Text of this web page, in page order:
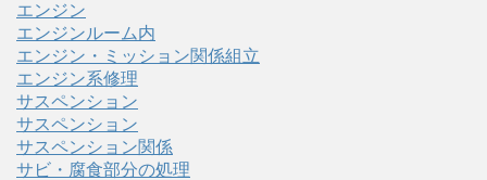
エンジン
エンジンルーム内
エンジン・ミッション関係組立
エンジン系修理
サスペンション
サスペンション
サスペンション関係
サビ・腐食部分の処理